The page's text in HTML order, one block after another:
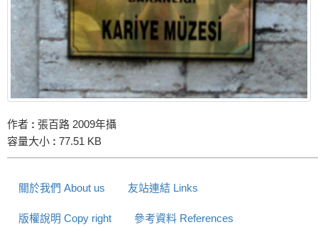
作者 : 張百路 2009年攝
容量大小 : 77.51 KB
關於我們 About us 友站連結 Links
版權說明 Copy right 參考資料 References